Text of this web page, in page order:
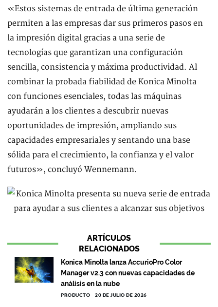
«Estos sistemas de entrada de última generación
permiten a las empresas dar sus primeros pasos en
la impresión digital gracias a una serie de
tecnologías que garantizan una configuración
sencilla, consistencia y máxima productividad. Al
combinar la probada fiabilidad de Konica Minolta
con funciones esenciales, todas las máquinas
ayudarán a los clientes a descubrir nuevas
oportunidades de impresión, ampliando sus
capacidades empresariales y sentando una base
sólida para el crecimiento, la confianza y el valor
futuros», concluyó Wennemann.
ARTÍCULOS
RELACIONADOS
Konica Minolta lanza AccurioPro Color
Manager v2.3 con nuevas capacidades de
análisis en la nube
PRODUCTO 20 DE JULIO DE 2026